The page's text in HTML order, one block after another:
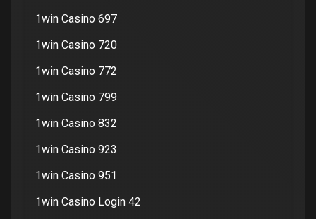
1win Casino 697
1win Casino 720
1win Casino 772
1win Casino 799
1win Casino 832
1win Casino 923
1win Casino 951
1win Casino Login 42